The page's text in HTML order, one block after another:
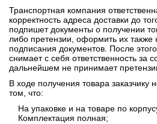
Транспортная компания
корректность адреса доставки до
подпишет документы о получении
либо претензии, оформить их
подписания документов. После
снимает с себя ответственность за
дальнейшем не принимает претензии
В ходе получения товара заказчику
том, что:
На упаковке и на товаре по
Комплектация полная;